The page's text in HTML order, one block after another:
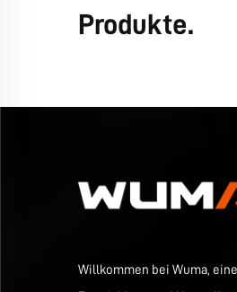
Produkte.
Willkommen bei Wuma,